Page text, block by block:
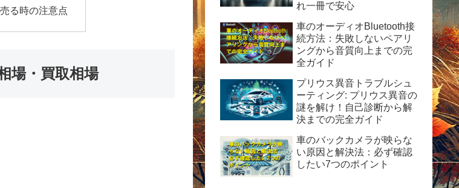
る時の注意点
場・買取相場
れ一冊で安心
車のオーディオBluetooth接
続方法：失敗しないペアリ
ングから音質向上までの完
全ガイド
プリウス異音トラブルシュ
ーティング: プリウス異音の
謎を解け！自己診断から解
決までの完全ガイド
車のバックカメラが映らな
い原因と解決法：必ず確認
したい7つのポイント